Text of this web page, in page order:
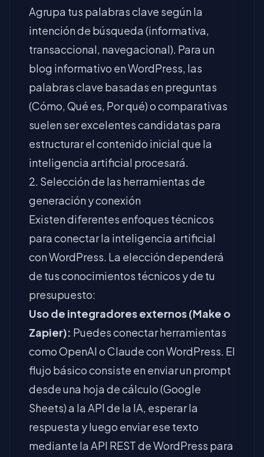
Agrupa tus palabras clave según la
intención de búsqueda (informativa,
transaccional, navegacional). Para un
blog informativo en WordPress, las
palabras clave basadas en preguntas
(Cómo, Qué es, Por qué) o comparativas
suelen ser excelentes candidatas para
estructurar el contenido inicial que la
inteligencia artificial procesará.
2. Selección de las herramientas de
generación y conexión
Existen diferentes enfoques técnicos
para conectar la inteligencia artificial
con WordPress. La elección dependerá
de tus conocimientos técnicos y de tu
presupuesto:
Uso de integradores externos (Make o
Zapier): Puedes conectar herramientas
como OpenAI o Claude con WordPress. El
flujo básico consiste en enviar un prompt
desde una hoja de cálculo (Google
Sheets) a la API de la IA, esperar la
respuesta y luego enviar ese texto
mediante la API REST de WordPress para